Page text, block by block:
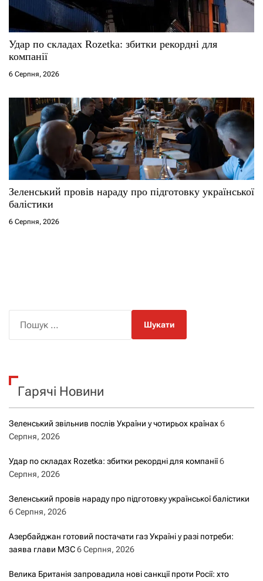
Удар по складах Rozetka: збитки рекордні для
компанії
6 Серпня, 2026
Зеленський провів нараду про підготовку української
балістики
6 Серпня, 2026
к
Гарячі Новини
Зеленський звільнив послів України у чотирьох країнах 6
Серпня, 2026
Удар по складах Rozetka: збитки рекордні для компанії6
Серпня, 2026
Зеленський провів нараду про підготовку української балістики
6 Серпня, 2026
Азербайджан готовий постачати газ Україні у разі потреби:
заява глави МЗС6 Серпня, 2026
Велика Британія запровадила нові санкції проти Росії: хто